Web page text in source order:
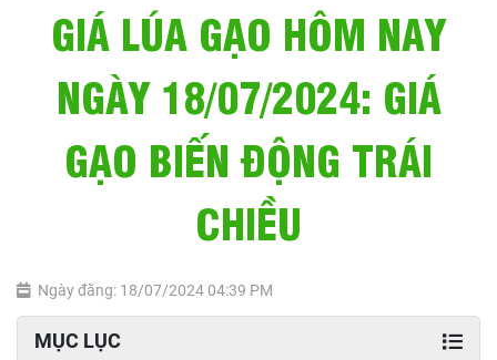
GIÁ LÚA GẠO HÔM NAY
NGÀY 18/07/2024: GIÁ
GẠO BIẾN ĐỘNG TRÁI
CHIỀU
Ngày đăng: 18/07/2024 04:39 PM
MỤC LỤC